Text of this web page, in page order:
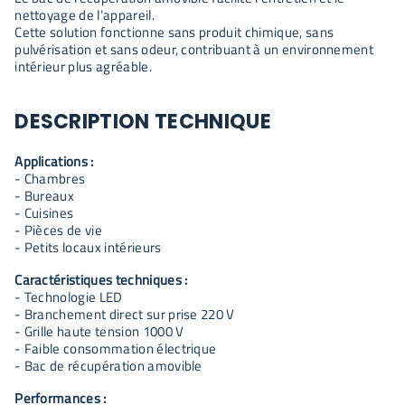
nettoyage de l’appareil.
Cette solution fonctionne sans produit chimique, sans
pulvérisation et sans odeur, contribuant à un environnement
intérieur plus agréable.
DESCRIPTION TECHNIQUE
Applications :
- Chambres
- Bureaux
- Cuisines
- Pièces de vie
- Petits locaux intérieurs
Caractéristiques techniques :
- Technologie LED
- Branchement direct sur prise 220 V
- Grille haute tension 1000 V
- Faible consommation électrique
- Bac de récupération amovible
Performances :